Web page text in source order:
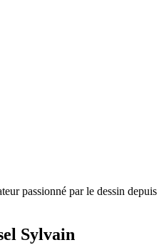
passionné par le dessin
Sylvain